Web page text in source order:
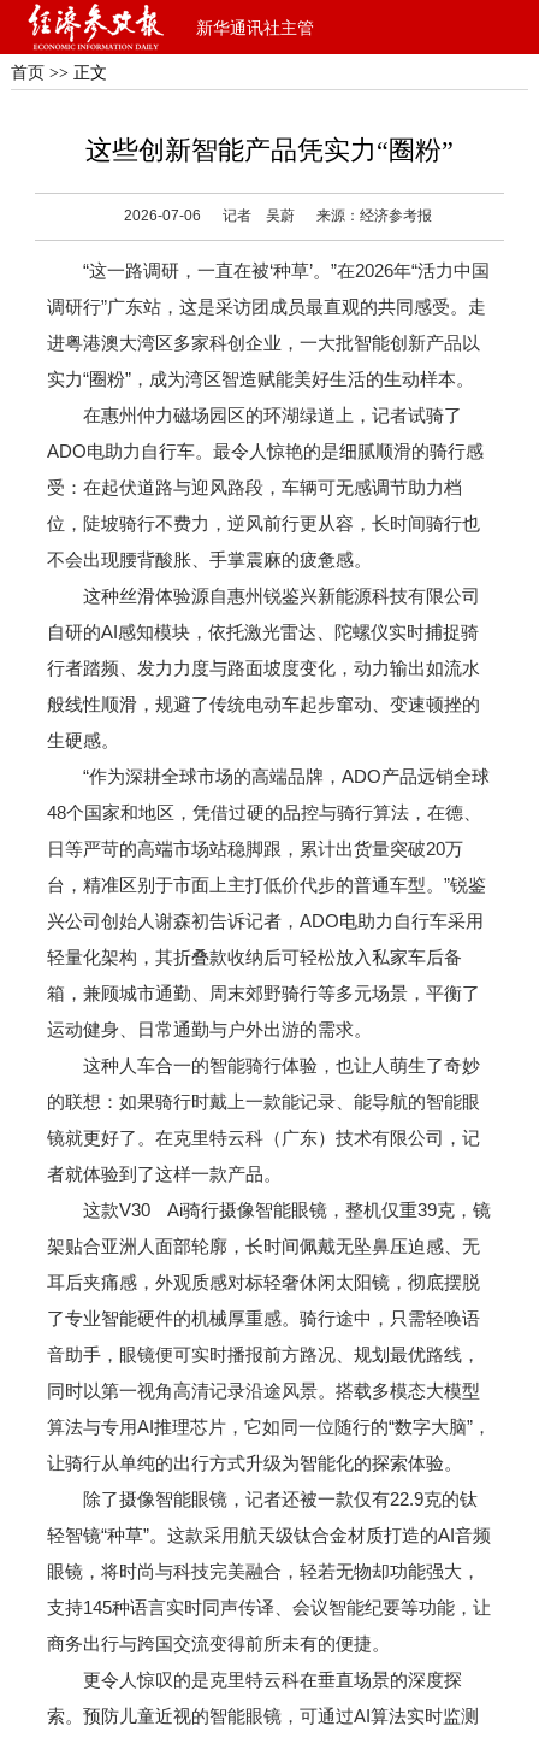
新华通讯社主管
首页 >> 正文
这些创新智能产品凭实力“圈粉”
2026-07-06 记者 吴蔚 来源：经济参考报
“这一路调研，一直在被‘种草’。”在2026年“活力中国
调研行”广东站，这是采访团成员最直观的共同感受。走
进粤港澳大湾区多家科创企业，一大批智能创新产品以
实力“圈粉”，成为湾区智造赋能美好生活的生动样本。
在惠州仲力磁场园区的环湖绿道上，记者试骑了
ADO电助力自行车。最令人惊艳的是细腻顺滑的骑行感
受：在起伏道路与迎风路段，车辆可无感调节助力档
位，陡坡骑行不费力，逆风前行更从容，长时间骑行也
不会出现腰背酸胀、手掌震麻的疲惫感。
这种丝滑体验源自惠州锐鉴兴新能源科技有限公司
自研的AI感知模块，依托激光雷达、陀螺仪实时捕捉骑
行者踏频、发力力度与路面坡度变化，动力输出如流水
般线性顺滑，规避了传统电动车起步窜动、变速顿挫的
生硬感。
“作为深耕全球市场的高端品牌，ADO产品远销全球
48个国家和地区，凭借过硬的品控与骑行算法，在德、
日等严苛的高端市场站稳脚跟，累计出货量突破20万
台，精准区别于市面上主打低价代步的普通车型。”锐鉴
兴公司创始人谢森初告诉记者，ADO电助力自行车采用
轻量化架构，其折叠款收纳后可轻松放入私家车后备
箱，兼顾城市通勤、周末郊野骑行等多元场景，平衡了
运动健身、日常通勤与户外出游的需求。
这种人车合一的智能骑行体验，也让人萌生了奇妙
的联想：如果骑行时戴上一款能记录、能导航的智能眼
镜就更好了。在克里特云科（广东）技术有限公司，记
者就体验到了这样一款产品。
这款V30 Ai骑行摄像智能眼镜，整机仅重39克，镜
架贴合亚洲人面部轮廓，长时间佩戴无坠鼻压迫感、无
耳后夹痛感，外观质感对标轻奢休闲太阳镜，彻底摆脱
了专业智能硬件的机械厚重感。骑行途中，只需轻唤语
音助手，眼镜便可实时播报前方路况、规划最优路线，
同时以第一视角高清记录沿途风景。搭载多模态大模型
算法与专用AI推理芯片，它如同一位随行的“数字大脑”，
让骑行从单纯的出行方式升级为智能化的探索体验。
除了摄像智能眼镜，记者还被一款仅有22.9克的钛
轻智镜“种草”。这款采用航天级钛合金材质打造的AI音频
眼镜，将时尚与科技完美融合，轻若无物却功能强大，
支持145种语言实时同声传译、会议智能纪要等功能，让
商务出行与跨国交流变得前所未有的便捷。
更令人惊叹的是克里特云科在垂直场景的深度探
索。预防儿童近视的智能眼镜，可通过AI算法实时监测